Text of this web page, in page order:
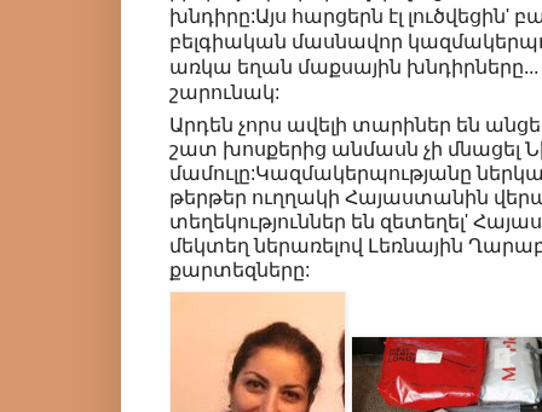
խնդիրը:Այս հարցերն էլ լուծվեցին'
բելգիական մասնավոր
առկա եղան մաքսային խնդիրները...
շարունակ:
Արդեն չորս ավելի տարիներ են
շատ խոսքերից անմասն չի մնացել
մամուլը:Կազմակերպությանը
թերթեր ուղղակի Հայաստանին
տեղեկություններ են զետեղել' Հայաս
մեկտեղ ներառելով Լեռնային
քարտեզները: